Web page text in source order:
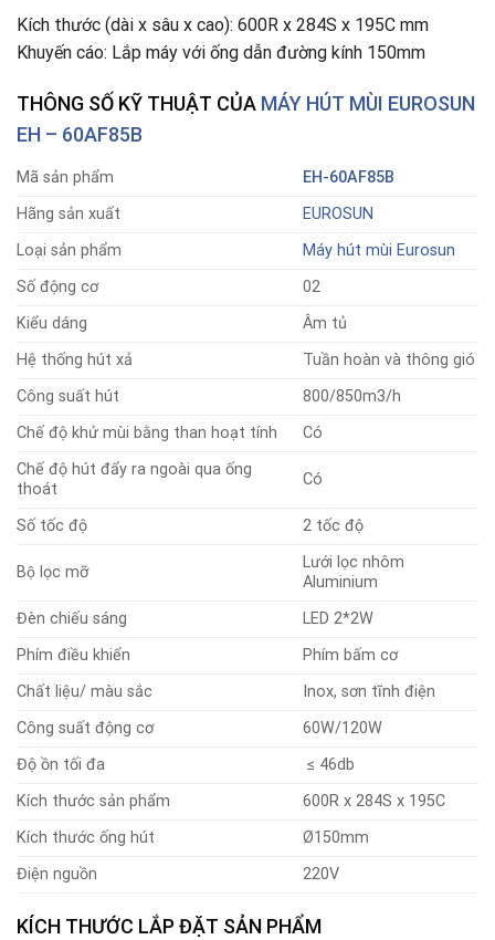
Kích thước (dài x sâu x cao): 600R x 284S x 195C mm
Khuyến cáo: Lắp máy với ống dẫn đường kính 150mm
THÔNG SỐ KỸ THUẬT CỦA MÁY HÚT MÙI EUROSUN
EH – 60AF85B
Mã sản phẩm
EH-60AF85B
Hãng sản xuất
EUROSUN
Loại sản phẩm
Máy hút mùi Eurosun
Số động cơ
02
Kiểu dáng
Âm tủ
Hệ thống hút xả
Tuần hoàn và thông gió
Công suất hút
800/850m3/h
Chế độ khử mùi bằng than hoạt tính
Có
Chế độ hút đẩy ra ngoài qua ống
thoát
Có
Số tốc độ 2 tốc độ
Bộ lọc mỡ
Lưới lọc nhôm
Aluminium
Đèn chiếu sáng
LED 2*2W
Phím điều khiển
Phím bấm cơ
Chất liệu/ màu sắc
Inox, sơn tĩnh điện
Công suất động cơ
60W/120W
Độ ồn tối đa
≤ 46db
Kích thước sản phẩm
600R x 284S x 195C
Kích thước ống hút
Ø150mm
Điện nguồn
220V
KÍCH THƯỚC LẮP ĐẶT SẢN PHẨM